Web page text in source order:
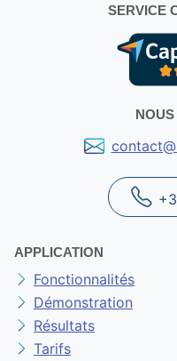
SERVICE
APPLICATION
Fonctionnalités
Démonstration
Résultats
Tarifs